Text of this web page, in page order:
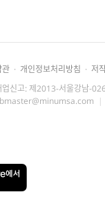
· 개인정보처리방침 · 저
업신고: 제2013-서울강남-
|